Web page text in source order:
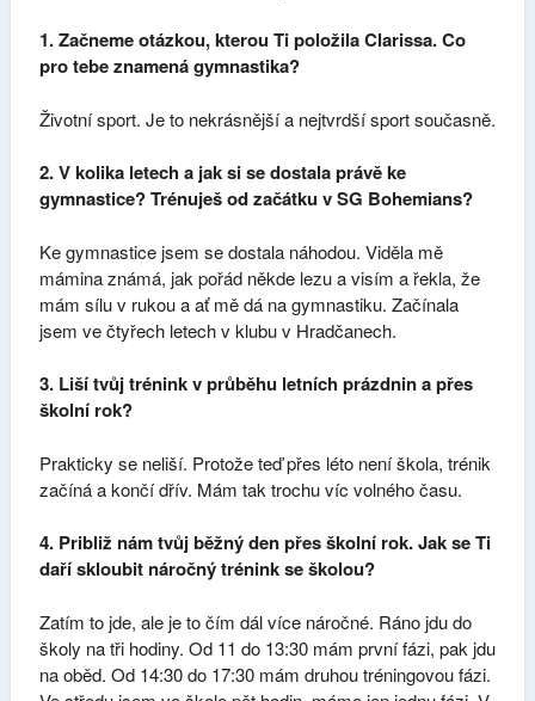
1. Začneme otázkou, kterou Ti položila Clarissa. Co
pro tebe znamená gymnastika?
Životní sport. Je to nekrásnější a nejtvrdší sport současně.
2. V kolika letech a jak si se dostala právě ke
gymnastice? Trénuješ od začátku v SG Bohemians?
Ke gymnastice jsem se dostala náhodou. Viděla mě
mámina známá, jak pořád někde lezu a visím a řekla, že
mám sílu v rukou a ať mě dá na gymnastiku. Začínala
jsem ve čtyřech letech v klubu v Hradčanech.
3. Liší tvůj trénink v průběhu letních prázdnin a přes
školní rok?
Prakticky se neliší. Protože teď přes léto není škola, trénik
začíná a končí dřív. Mám tak trochu víc volného času.
4. Približ nám tvůj běžný den přes školní rok. Jak se Ti
daří skloubit náročný trénink se školou?
Zatím to jde, ale je to čím dál více náročné. Ráno jdu do
školy na tři hodiny. Od 11 do 13:30 mám první fázi, pak jdu
na oběd. Od 14:30 do 17:30 mám druhou tréningovou fázi.